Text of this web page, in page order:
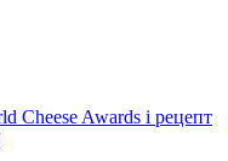
Cheese Awards і рецепт